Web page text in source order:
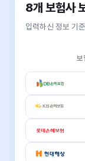
8개 보험사
입력하신 정보 기
보